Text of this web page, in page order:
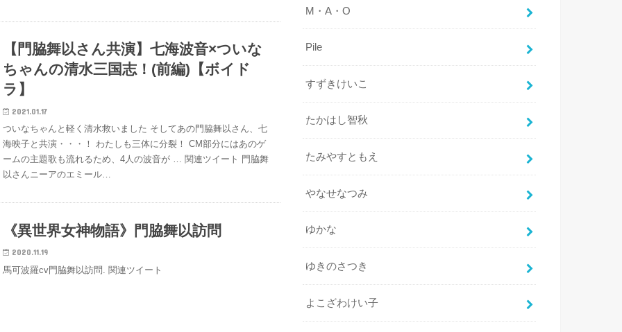
【門脇舞以さん共演】七海波音×ついな
ちゃんの清水三国志！(前編)【ボイド
ラ】
2021.01.17
ついなちゃんと軽く清水救いました そしてあの門脇舞以さん、七
海映子と共演・・・！ わたしも三体に分裂！ CM部分にはあのゲ
ームの主題歌も流れるため、4人の波音が … 関連ツイート 門脇舞
以さんニーアのエミール…
《異世界女神物語》門脇舞以訪問
2020.11.19
馬可波羅cv門脇舞以訪問. 関連ツイート
M・A・O
Pile
すずきけいこ
たかはし智秋
たみやすともえ
やなせなつみ
ゆかな
ゆきのさつき
よこざわけい子